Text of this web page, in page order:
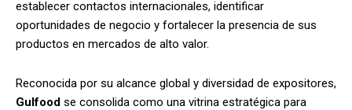
establecer contactos internacionales, identificar
oportunidades de negocio y fortalecer la presencia de sus
productos en mercados de alto valor.
Reconocida por su alcance global y diversidad de expositores,
Gulfood se consolida como una vitrina estratégica para